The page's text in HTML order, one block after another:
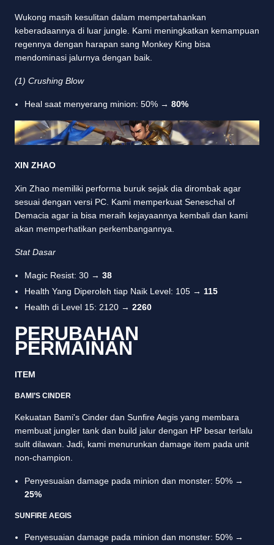
Wukong masih kesulitan dalam mempertahankan
keberadaannya di luar jungle. Kami meningkatkan kemampuan
regennya dengan harapan sang Monkey King bisa
mendominasi jalurnya dengan baik.
(1) Crushing Blow
Heal saat menyerang minion: 50% → 80%
XIN ZHAO
Xin Zhao memiliki performa buruk sejak dia dirombak agar
sesuai dengan versi PC. Kami memperkuat Seneschal of
Demacia agar ia bisa meraih kejayaannya kembali dan kami
akan memperhatikan perkembangannya.
Stat Dasar
Magic Resist: 30 → 38
Health Yang Diperoleh tiap Naik Level: 105 → 115
Health di Level 15: 2120 → 2260
PERUBAHAN
PERMAINAN
ITEM
BAMI’S CINDER
Kekuatan Bami's Cinder dan Sunfire Aegis yang membara
membuat jungler tank dan build jalur dengan HP besar terlalu
sulit dilawan. Jadi, kami menurunkan damage item pada unit
non-champion.
Penyesuaian damage pada minion dan monster: 50% →
25%
SUNFIRE AEGIS
Penyesuaian damage pada minion dan monster: 50% →